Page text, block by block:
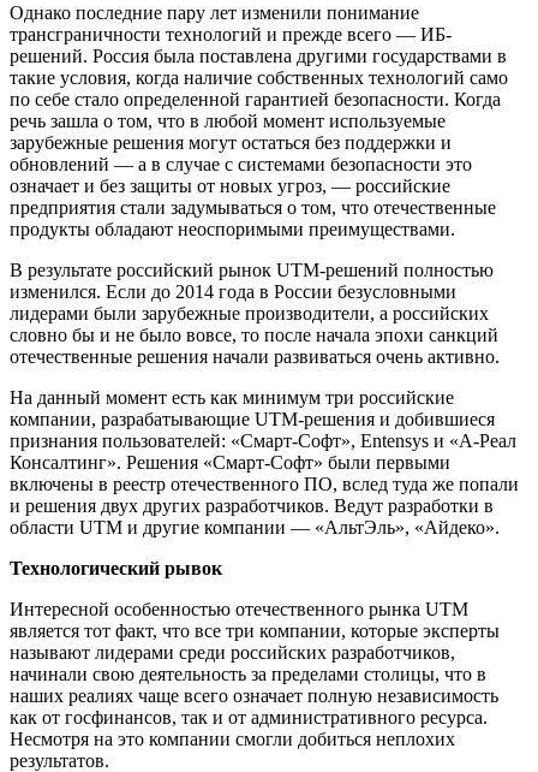
Однако последние пару лет изменили понимание
трансграничности технологий и прежде всего — ИБ-
решений. Россия была поставлена другими государствами в
такие условия, когда наличие собственных технологий само
по себе стало определенной гарантией безопасности. Когда
речь зашла о том, что в любой момент используемые
зарубежные решения могут остаться без поддержки и
обновлений — а в случае с системами безопасности это
означает и без защиты от новых угроз, — российские
предприятия стали задумываться о том, что отечественные
продукты обладают неоспоримыми преимуществами.
В результате российский рынок UTM-решений полностью
изменился. Если до 2014 года в России безусловными
лидерами были зарубежные производители, а российских
словно бы и не было вовсе, то после начала эпохи санкций
отечественные решения начали развиваться очень активно.
На данный момент есть как минимум три российские
компании, разрабатывающие UTM-решения и добившиеся
признания пользователей: «Смарт-Софт», Entensys и «А-Реал
Консалтинг». Решения «Смарт-Софт» были первыми
включены в реестр отечественного ПО, вслед туда же попали
и решения двух других разработчиков. Ведут разработки в
области UTM и другие компании — «АльтЭль», «Айдеко».
Технологический рывок
Интересной особенностью отечественного рынка UTM
является тот факт, что все три компании, которые эксперты
называют лидерами среди российских разработчиков,
начинали свою деятельность за пределами столицы, что в
наших реалиях чаще всего означает полную независимость
как от госфинансов, так и от административного ресурса.
Несмотря на это компании смогли добиться неплохих
результатов.